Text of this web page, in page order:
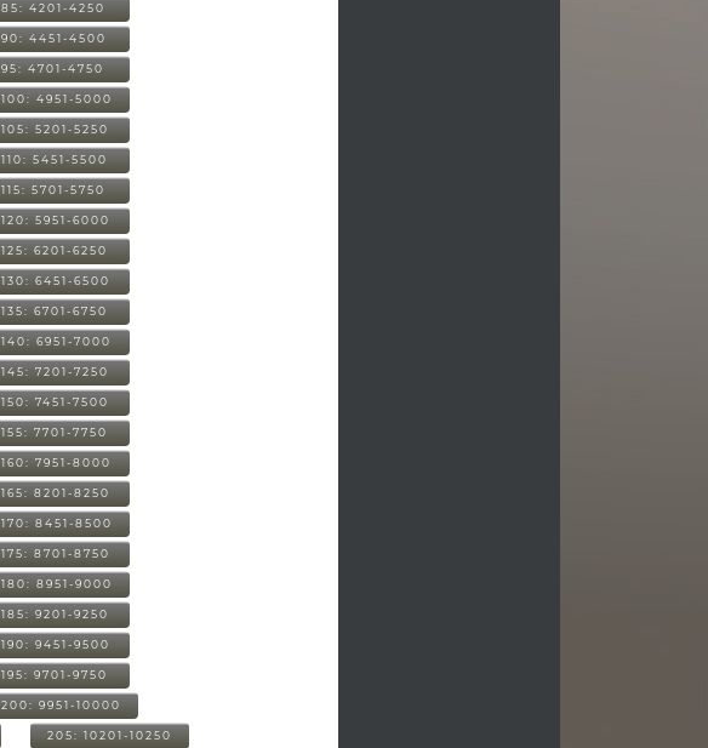
85: 4201-4250
90: 4451-4500
95: 4701-4750
100: 4951-5000
105: 5201-5250
110: 5451-5500
115: 5701-5750
120: 5951-6000
125: 6201-6250
130: 6451-6500
135: 6701-6750
140: 6951-7000
145: 7201-7250
150: 7451-7500
155: 7701-7750
160: 7951-8000
165: 8201-8250
170: 8451-8500
175: 8701-8750
180: 8951-9000
185: 9201-9250
190: 9451-9500
195: 9701-9750
200: 9951-10000
205: 10201-10250